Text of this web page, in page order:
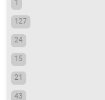
1
127
24
15
21
43